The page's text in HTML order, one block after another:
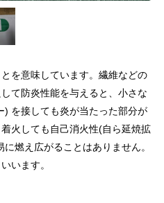
を意味しています。繊維などの
て防炎性能を与えると、小さな
) を接しても炎が当たった部分が
火しても自己消火性(自ら延焼拡
燃え広がることはありません。
います。